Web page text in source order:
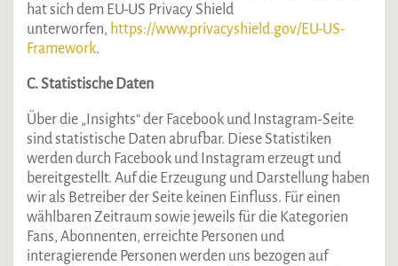
hat sich dem EU-US Privacy Shield
unterworfen, https://www.privacyshield.gov/EU-US-
Framework.
C. Statistische Daten
Über die „Insights“ der Facebook und Instagram-Seite
sind statistische Daten abrufbar. Diese Statistiken
werden durch Facebook und Instagram erzeugt und
bereitgestellt. Auf die Erzeugung und Darstellung haben
wir als Betreiber der Seite keinen Einfluss. Für einen
wählbaren Zeitraum sowie jeweils für die Kategorien
Fans, Abonnenten, erreichte Personen und
interagierende Personen werden uns bezogen auf